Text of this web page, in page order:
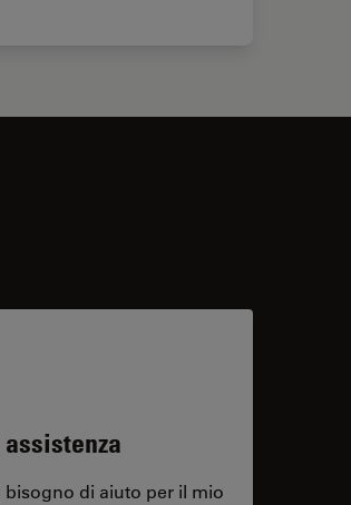
di aiuto per il mio